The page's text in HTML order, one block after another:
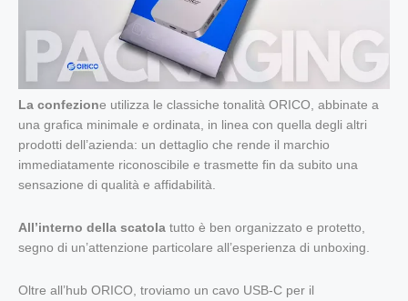
La confezione utilizza le classiche tonalità ORICO, abbinate a
una grafica minimale e ordinata, in linea con quella degli altri
prodotti dell’azienda: un dettaglio che rende il marchio
immediatamente riconoscibile e trasmette fin da subito una
sensazione di qualità e affidabilità.
All’interno della scatola tutto è ben organizzato e protetto,
segno di un’attenzione particolare all’esperienza di unboxing.
Oltre all’hub ORICO, troviamo un cavo USB-C per il